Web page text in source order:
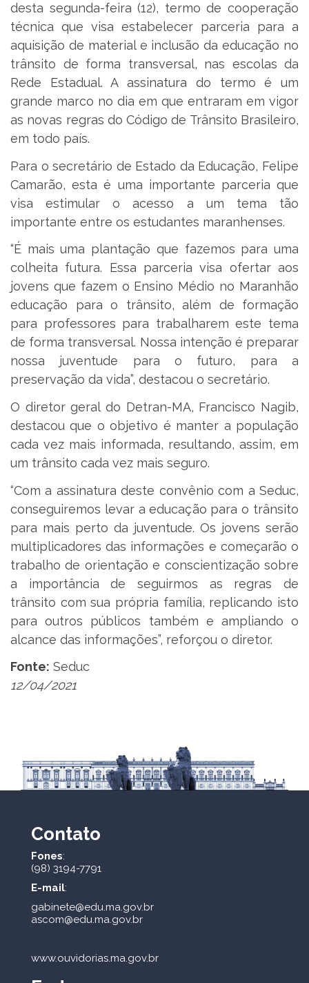
desta segunda-feira (12), termo de cooperação
técnica que visa estabelecer parceria para a
aquisição de material e inclusão da educação no
trânsito de forma transversal, nas escolas da
Rede Estadual. A assinatura do termo é um
grande marco no dia em que entraram em vigor
as novas regras do Código de Trânsito Brasileiro,
em todo país.
Para o secretário de Estado da Educação, Felipe
Camarão, esta é uma importante parceria que
visa estimular o acesso a um tema tão
importante entre os estudantes maranhenses.
“É mais uma plantação que fazemos para uma
colheita futura. Essa parceria visa ofertar aos
jovens que fazem o Ensino Médio no Maranhão
educação para o trânsito, além de formação
para professores para trabalharem este tema
de forma transversal. Nossa intenção é preparar
nossa juventude para o futuro, para a
preservação da vida”, destacou o secretário.
O diretor geral do Detran-MA, Francisco Nagib,
destacou que o objetivo é manter a população
cada vez mais informada, resultando, assim, em
um trânsito cada vez mais seguro.
“Com a assinatura deste convênio com a Seduc,
conseguiremos levar a educação para o trânsito
para mais perto da juventude. Os jovens serão
multiplicadores das informações e começarão o
trabalho de orientação e conscientização sobre
a importância de seguirmos as regras de
trânsito com sua própria família, replicando isto
para outros públicos também e ampliando o
alcance das informações”, reforçou o diretor.
Fonte: Seduc
12/04/2021
Contato
Fones:
(98) 3194-7791
E-mail:
gabinete@edu.ma.gov.br
ascom@edu.ma.gov.br
www.ouvidorias.ma.gov.br